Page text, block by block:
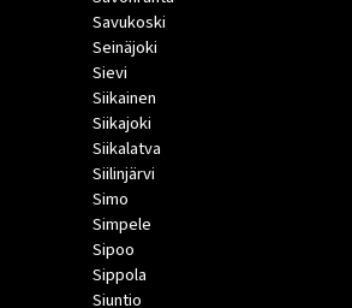
Savukoski
Seinäjoki
Sievi
Siikainen
Siikajoki
Siikalatva
Siilinjärvi
Simo
Simpele
Sipoo
Sippola
Siuntio